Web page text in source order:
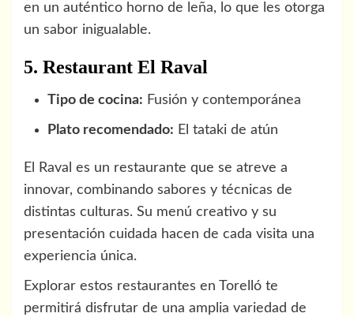
en un auténtico horno de leña, lo que les otorga
un sabor inigualable.
5. Restaurant El Raval
Tipo de cocina: Fusión y contemporánea
Plato recomendado: El tataki de atún
El Raval es un restaurante que se atreve a
innovar, combinando sabores y técnicas de
distintas culturas. Su menú creativo y su
presentación cuidada hacen de cada visita una
experiencia única.
Explorar estos restaurantes en Torelló te
permitirá disfrutar de una amplia variedad de